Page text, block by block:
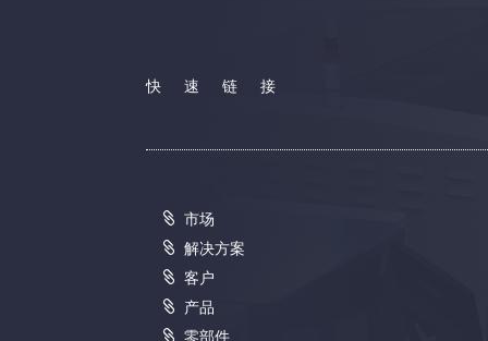
快速链接
市场
解决方案
客户
产品
零部件